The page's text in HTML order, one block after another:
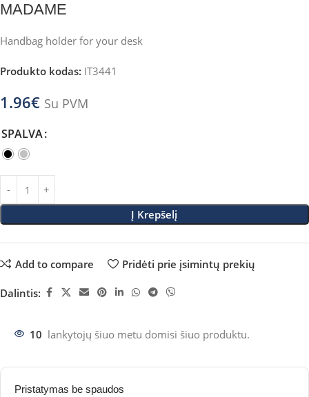
MADAME
Handbag holder for your desk
Produkto kodas: IT3441
1.96€ Su PVM
SPALVA
Į Krepšelį
Add to compare Pridėti prie įsimintų prekių
Dalintis:
10 lankytojų šiuo metu domisi šiuo produktu.
Pristatymas be spaudos